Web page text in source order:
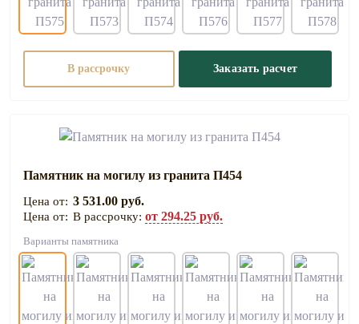
В рассрочку Заказать расчет
Памятник на могилу из гранита П454
3 531.00 руб.
В рассрочку: от 294.25 руб.
Варианты памятника